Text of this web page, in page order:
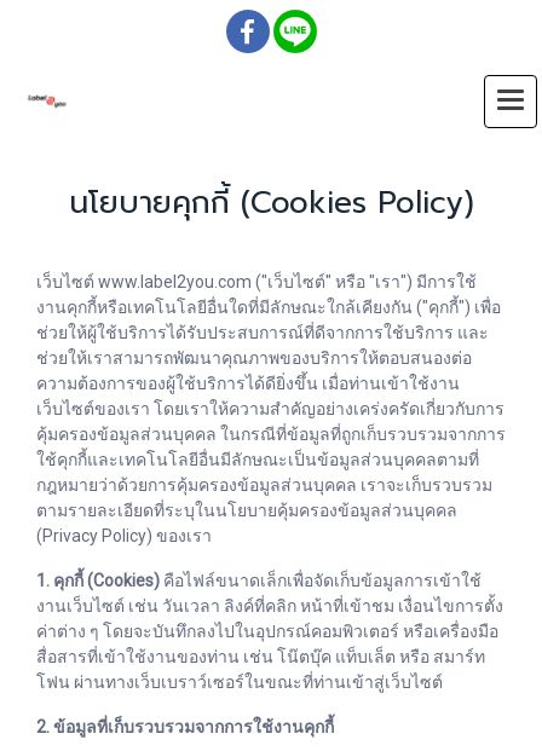
นโยบายคุกกี้ (Cookies Policy)
เว็บไซต์ www.label2you.com ("เว็บไซต์" หรือ "เรา") มีการใช้
งานคุกกี้หรือเทคโนโลยีอื่นใดที่มีลักษณะใกล้เคียงกัน ("คุกกี้") เพื่อ
ช่วยให้ผู้ใช้บริการได้รับประสบการณ์ที่ดีจากการใช้บริการ และ
ช่วยให้เราสามารถพัฒนาคุณภาพของบริการให้ตอบสนองต่อ
ความต้องการของผู้ใช้บริการได้ดียิ่งขึ้น เมื่อท่านเข้าใช้งาน
เว็บไซต์ของเรา โดยเราให้ความสำคัญอย่างเคร่งครัดเกี่ยวกับการ
คุ้มครองข้อมูลส่วนบุคคล ในกรณีที่ข้อมูลที่ถูกเก็บรวบรวมจากการ
ใช้คุกกี้และเทคโนโลยีอื่นมีลักษณะเป็นข้อมูลส่วนบุคคลตามที่
กฎหมายว่าด้วยการคุ้มครองข้อมูลส่วนบุคคล เราจะเก็บรวบรวม
ตามรายละเอียดที่ระบุในนโยบายคุ้มครองข้อมูลส่วนบุคคล
(Privacy Policy) ของเรา
1. คุกกี้ (Cookies) คือไฟล์ขนาดเล็กเพื่อจัดเก็บข้อมูลการเข้าใช้
งานเว็บไซต์ เช่น วันเวลา ลิงค์ที่คลิก หน้าที่เข้าชม เงื่อนไขการตั้ง
ค่าต่าง ๆ โดยจะบันทึกลงไปในอุปกรณ์คอมพิวเตอร์ หรือเครื่องมือ
สื่อสารที่เข้าใช้งานของท่าน เช่น โน๊ตบุ๊ค แท็บเล็ต หรือ สมาร์ท
โฟน ผ่านทางเว็บเบราว์เซอร์ในขณะที่ท่านเข้าสู่เว็บไซต์
2. ข้อมูลที่เก็บรวบรวมจากการใช้งานคุกกี้